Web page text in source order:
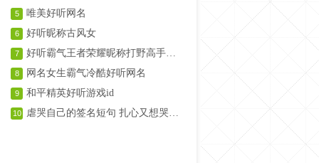
5 唯美好听网名
6 好听昵称古风女
7
8 网名女生霸气冷酷好听网名
9 和平精英好听游戏id
10